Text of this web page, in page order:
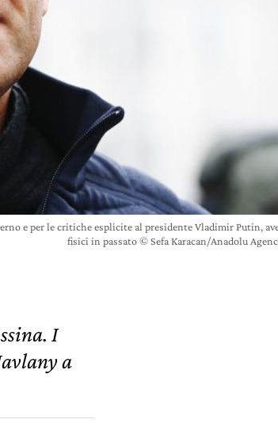
e per le critiche esplicite al presidente Vladimir Putin,
fisici in passato © Sefa Karacan/Anadolu
I
a